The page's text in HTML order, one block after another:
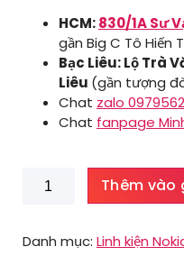
HCM:830/1A Sư
gần Big C Tô Hiến
Bạc Liêu: Lộ Trà
Liêu (gần tượng
Chat zalo
Chat fanpage
Chân
5.1
Thêm vào
Danh mục: Linh kiện